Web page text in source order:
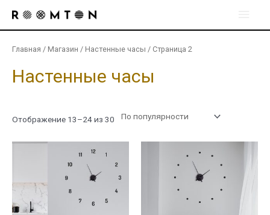
содержимому
Главная / Магазин / Настенные часы / Страница 2
Настенные часы
Отображение 13–24 из 30 Сортировка: